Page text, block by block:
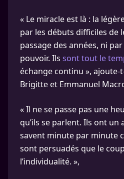
« Le miracle est là : la
par les débuts difficiles de
passage des années, ni
pouvoir. Ils sont tout le
échange continu », ajoute-
Brigitte et Emmanuel
« Il ne se passe pas une
qu’ils se parlent. Ils ont un
savent minute par minute
sont persuadés que le
l’individualité. »,